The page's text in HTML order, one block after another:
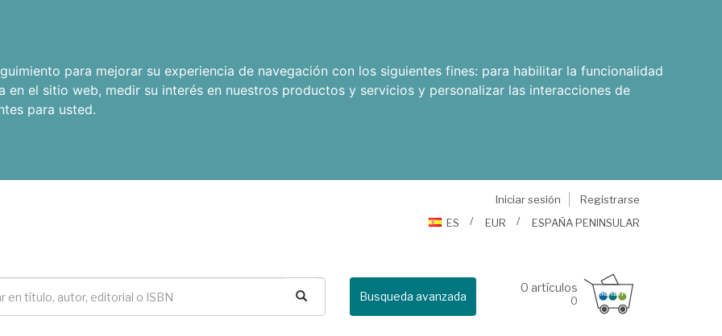
para mejorar su experiencia de navegación con los siguientes fines: para habilitar la funcionalidad
en el sitio web, medir su interés en nuestros productos y servicios y personalizar las interacciones de
para usted.
Iniciar sesión
Registrarse
ES
EUR ESPAÑA PENINSULAR
Busqueda avanzada
0 artículos
0